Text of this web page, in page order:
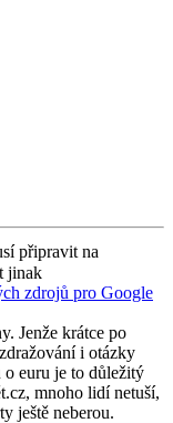
připravit na
jinak
zdrojů pro Google
Jenže krátce po
i otázky
o euru je to důležitý
mnoho lidí netuší,
ještě neberou.